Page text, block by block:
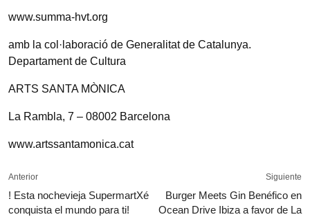
www.summa-hvt.org
amb la col·laboració de Generalitat de Catalunya.
Departament de Cultura
ARTS SANTA MÒNICA
La Rambla, 7 – 08002 Barcelona
www.artssantamonica.cat
Anterior
! Esta nochevieja SupermartXé
conquista el mundo para ti!
Siguiente
Burger Meets Gin Benéfico en
Ocean Drive Ibiza a favor de La